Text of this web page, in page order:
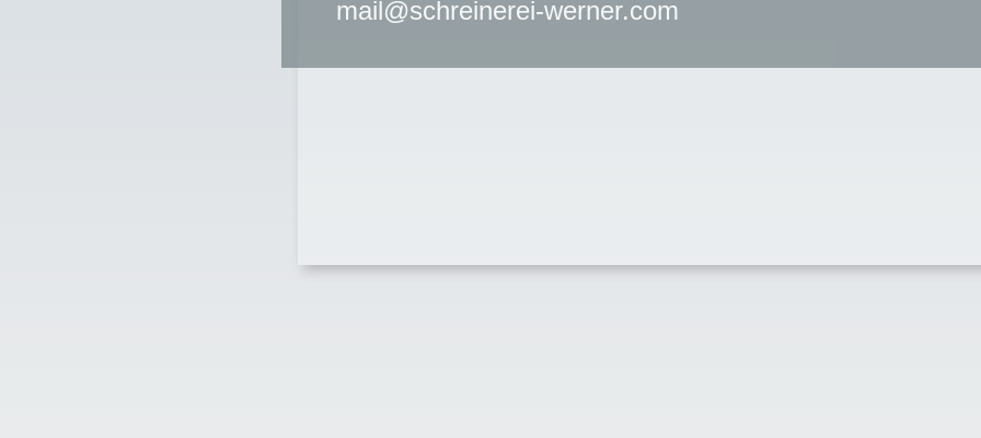
mail@schreinerei-werner.com